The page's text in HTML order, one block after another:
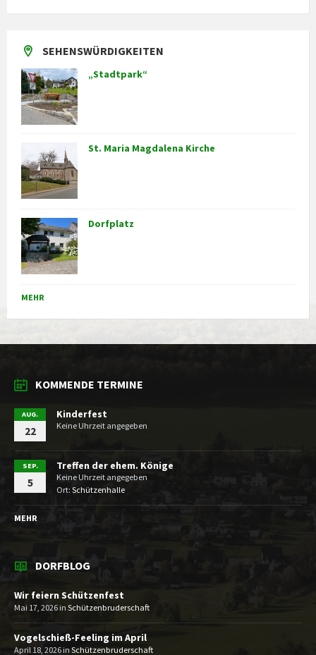
SEHENSWÜRDIGKEITEN
„Stadtpark“
St. Maria Magdalena Kirche
Dorfplatz
MEHR
KOMMENDE TERMINE
AUG.
22
Kinderfest
Keine Uhrzeit angegeben
SEP.
5
Treffen der ehem. Könige
Keine Uhrzeit angegeben
Ort: Schützenhalle
MEHR
DORFBLOG
Wir feiern Schützenfest
Mai 17, 2026 in Schützenbruderschaft
Vogelschieß-Feeling im April
April 18, 2026in Schützenbruderschaft